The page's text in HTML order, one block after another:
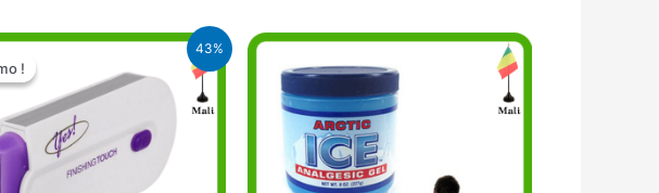
43%
!!
Le
initial
était :
15.000 CFA.
Le
actuel
est :